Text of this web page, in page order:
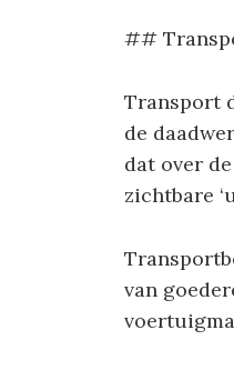
##
Transport
de
dat over
zichtbare
van